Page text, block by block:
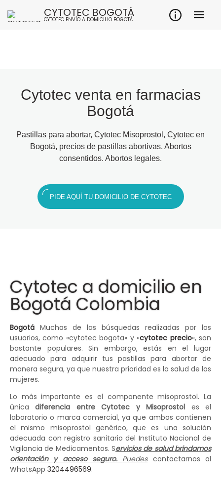
CYTOTEC BOGOTÁ
CYTOTEC ENVÍO A DOMICILIO BOGOTÁ
Cytotec venta en farmacias
Bogotá
Pastillas para abortar, Cytotec Misoprostol, Cytotec en
Bogotá, precios de pastillas abortivas. Abortos
consentidos. Abortos legales.
PIDE AQUÍ TU DOMICILIO DE CYTOTEC
Cytotec a domicilio en
Bogotá Colombia
Bogotá Muchas de las búsquedas realizadas por los
usuarios, como «cytotec bogota» y «cytotec precio«, son
bastante populares. Sin embargo, estás en el lugar
adecuado para adquirir tus pastillas para abortar de
manera segura, ya que nuestra prioridad es la salud de las
mujeres.
Lo más importante es el componente misoprostol. La
únicadiferencia entre Cytotec y Misoprostol es el
laboratorio o marca comercial, ya que ambos contienen
el mismo misoprostol genérico, que es una solución
adecuada con registro sanitario del Instituto Nacional de
Vigilancia de Medicamentos. Servicios de salud brindamos
orientación y acceso seguro. Puedescontactarnos al
WhatsApp 3204496569.